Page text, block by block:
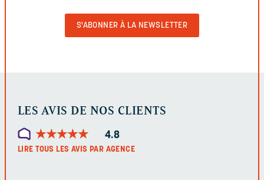
LES AVIS DE NOS CLIENTS
★★★★★
★★★★★ 4.8
LIRE TOUS LES AVIS PAR AGENCE